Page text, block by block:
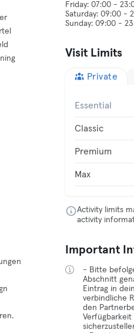
Friday: 07:00 -
Saturday: 09:00 -
Visit Limits
Private
Essential
Classic
Premium
Max
Activity limits
activity
Important
- Bitte
Abschnitt
Eintrag in
verbindliche
den
Verfügbarkeit